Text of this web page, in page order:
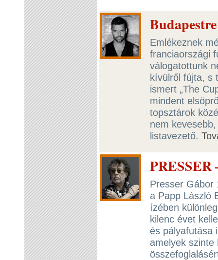
Emlékeznek
franciaországi
válogatottunk
kívülről fújta, s
ismert „The
mindent
topsztárok
nem
listavezető.
PRESSER
Presser Gábor
a Papp László
ízében
kilenc évet
és pályafutása
amelyek szinte